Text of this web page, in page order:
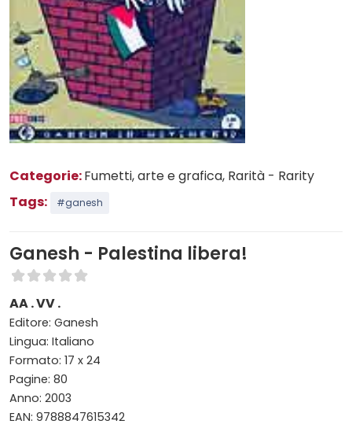
Categorie:Fumetti, arte e grafica, Rarità - Rarity
Tags:
#ganesh
Ganesh - Palestina libera!
AA . VV .
Editore: Ganesh
Lingua: Italiano
Formato: 17 x 24
Pagine: 80
Anno: 2003
EAN: 9788847615342